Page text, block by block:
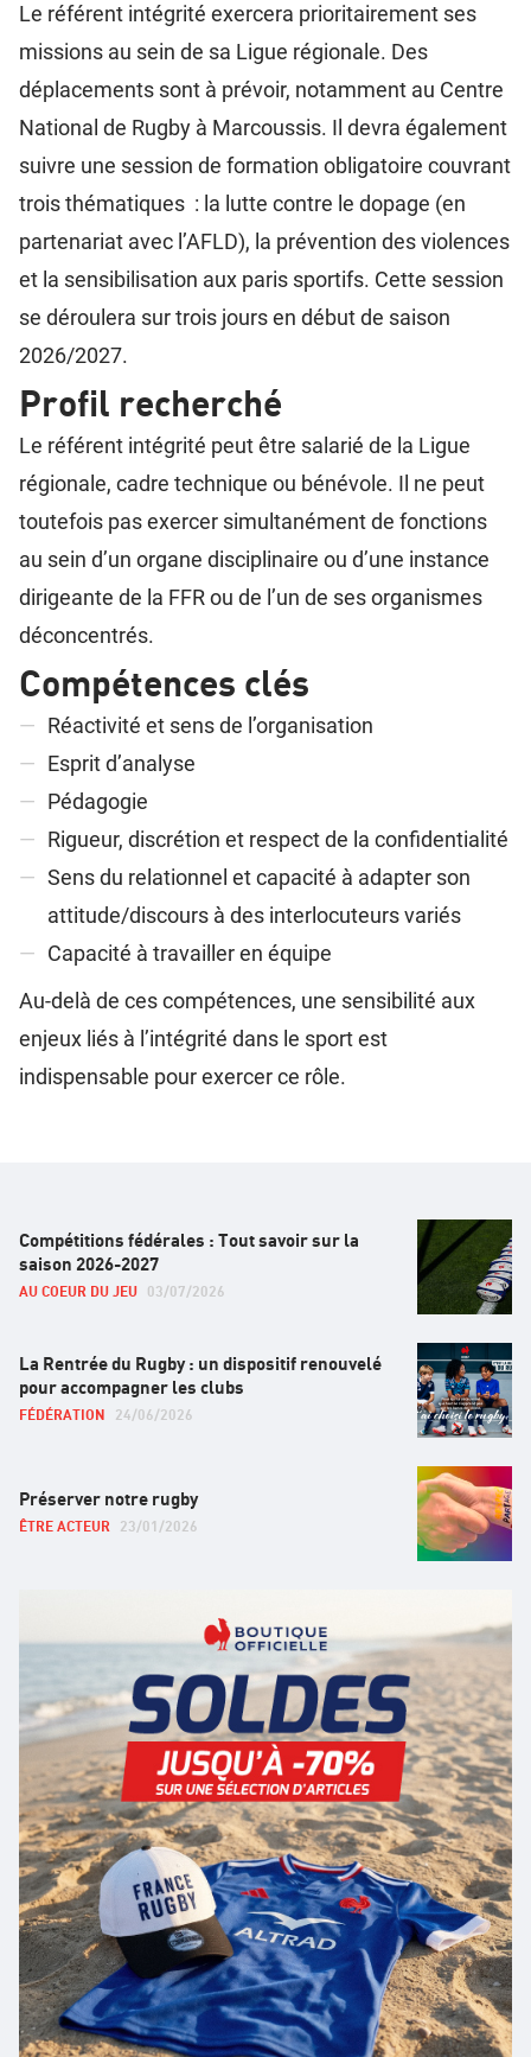
Le référent intégrité exercera prioritairement ses
missions au sein de sa Ligue régionale. Des
déplacements sont à prévoir, notamment au Centre
National de Rugby à Marcoussis. Il devra également
suivre une session de formation obligatoire couvrant
trois thématiques : la lutte contre le dopage (en
partenariat avec l’AFLD), la prévention des violences
et la sensibilisation aux paris sportifs. Cette session
se déroulera sur trois jours en début de saison
2026/2027.
Profil recherché
Le référent intégrité peut être salarié de la Ligue
régionale, cadre technique ou bénévole. Il ne peut
toutefois pas exercer simultanément de fonctions
au sein d’un organe disciplinaire ou d’une instance
dirigeante de la FFR ou de l’un de ses organismes
déconcentrés.
Compétences clés
Réactivité et sens de l’organisation
Esprit d’analyse
Pédagogie
Rigueur, discrétion et respect de la confidentialité
Sens du relationnel et capacité à adapter son
attitude/discours à des interlocuteurs variés
Capacité à travailler en équipe
Au-delà de ces compétences, une sensibilité aux
enjeux liés à l’intégrité dans le sport est
indispensable pour exercer ce rôle.
Compétitions fédérales : Tout savoir sur la
saison 2026-2027
AU COEUR DU JEU 03/07/2026
La Rentrée du Rugby : un dispositif renouvelé
pour accompagner les clubs
FÉDÉRATION 24/06/2026
Préserver notre rugby
ÊTRE ACTEUR 23/01/2026